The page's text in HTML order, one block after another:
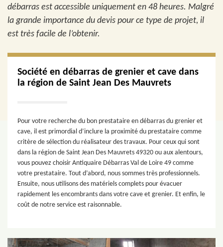
débarras est accessible uniquement en 48 heures. Malgré
la grande importance du devis pour ce type de projet, il
est très facile de l’obtenir.
Société en débarras de grenier et cave dans
la région de Saint Jean Des Mauvrets
Pour votre recherche du bon prestataire en débarras du grenier et
cave, il est primordial d’inclure la proximité du prestataire comme
critère de sélection du réalisateur des travaux. Pour ceux qui sont
dans la région de Saint Jean Des Mauvrets 49320 ou aux alentours,
vous pouvez choisir Antiquaire Débarras Val de Loire 49 comme
votre prestataire. Tout d’abord, nous sommes très professionnels.
Ensuite, nous utilisons des matériels complets pour évacuer
rapidement les encombrants dans votre cave et grenier. Et enfin, le
coût de notre service est raisonnable.